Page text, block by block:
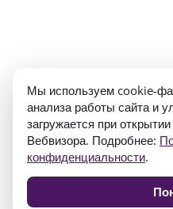
ИП Гуляев Е.А. ОГРН
Политика
Мы используем cookie-
анализа работы сайта и
загружается при
Вебвизора. Подробнее:
конфиденциальности.